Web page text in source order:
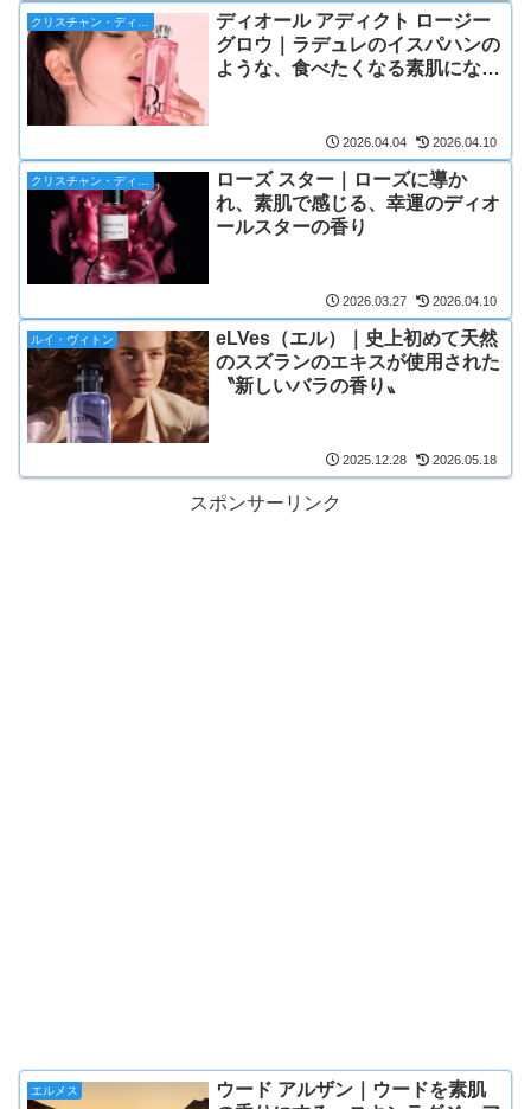
クリスチャン・ディオール
ディオール アディクト ロージー
グロウ｜ラデュレのイスパハンの
ような、食べたくなる素肌になる
2026.04.04 2026.04.10
クリスチャン・ディオール
ローズ スター｜ローズに導か
れ、素肌で感じる、幸運のディオ
ールスターの香り
2026.03.27 2026.04.10
ルイ・ヴィトン
eLVes（エル）｜史上初めて天然
のスズランのエキスが使用された
〝新しいバラの香り〟
2025.12.28 2026.05.18
スポンサーリンク
エルメス
ウード アルザン｜ウードを素肌